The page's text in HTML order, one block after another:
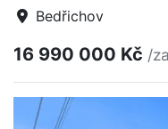
Bedřichov
16 990 000 Kč /